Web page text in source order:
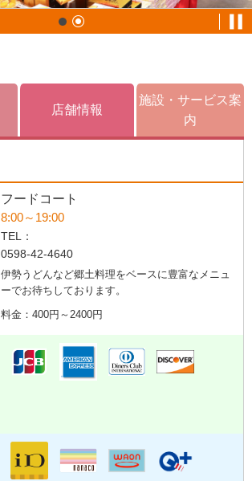
店舗情報
施設・サービス案
内
フードコート
8:00～19:00
TEL：
0598-42-4640
伊勢うどんなど郷土料理をベースに豊富なメニュ
ーでお待ちしております。
料金：400円～2400円